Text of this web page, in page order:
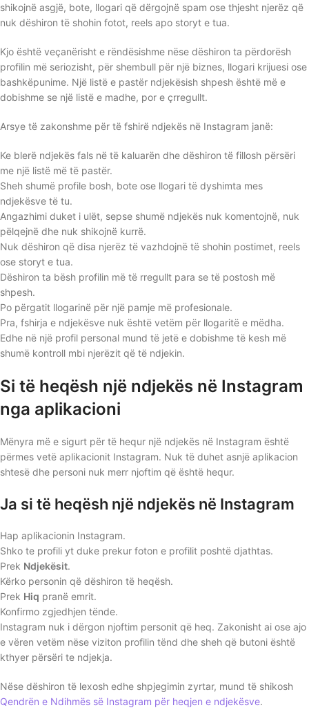
shikojnë asgjë, bote, llogari që dërgojnë spam ose thjesht njerëz që
nuk dëshiron të shohin fotot, reels apo storyt e tua.
Kjo është veçanërisht e rëndësishme nëse dëshiron ta përdorësh
profilin më seriozisht, për shembull për një biznes, llogari krijuesi ose
bashkëpunime. Një listë e pastër ndjekësish shpesh është më e
dobishme se një listë e madhe, por e çrregullt.
Arsye të zakonshme për të fshirë ndjekës në Instagram janë:
Ke blerë ndjekës fals në të kaluarën dhe dëshiron të fillosh përsëri
me një listë më të pastër.
Sheh shumë profile bosh, bote ose llogari të dyshimta mes
ndjekësve të tu.
Angazhimi duket i ulët, sepse shumë ndjekës nuk komentojnë, nuk
pëlqejnë dhe nuk shikojnë kurrë.
Nuk dëshiron që disa njerëz të vazhdojnë të shohin postimet, reels
ose storyt e tua.
Dëshiron ta bësh profilin më të rregullt para se të postosh më
shpesh.
Po përgatit llogarinë për një pamje më profesionale.
Pra, fshirja e ndjekësve nuk është vetëm për llogaritë e mëdha.
Edhe në një profil personal mund të jetë e dobishme të kesh më
shumë kontroll mbi njerëzit që të ndjekin.
Si të heqësh një ndjekës në Instagram
nga aplikacioni
Mënyra më e sigurt për të hequr një ndjekës në Instagram është
përmes vetë aplikacionit Instagram. Nuk të duhet asnjë aplikacion
shtesë dhe personi nuk merr njoftim që është hequr.
Ja si të heqësh një ndjekës në Instagram
Hap aplikacionin Instagram.
Shko te profili yt duke prekur foton e profilit poshtë djathtas.
Prek Ndjekësit.
Kërko personin që dëshiron të heqësh.
Prek Hiq pranë emrit.
Konfirmo zgjedhjen tënde.
Instagram nuk i dërgon njoftim personit që heq. Zakonisht ai ose ajo
e vëren vetëm nëse viziton profilin tënd dhe sheh që butoni është
kthyer përsëri te ndjekja.
Nëse dëshiron të lexosh edhe shpjegimin zyrtar, mund të shikosh
Qendrën e Ndihmës së Instagram për heqjen e ndjekësve.